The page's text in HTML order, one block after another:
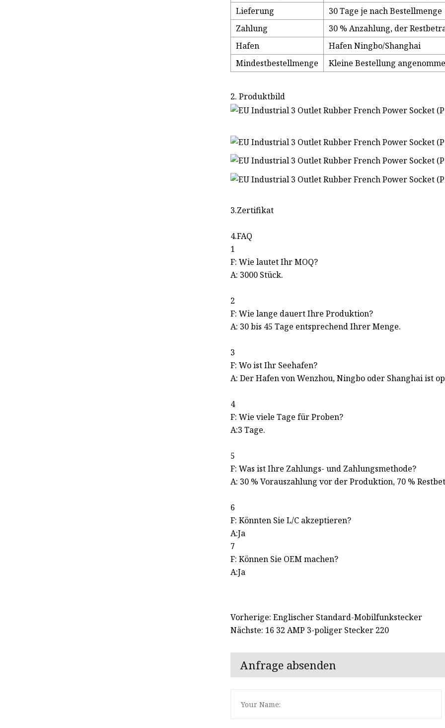
Lieferung
30 Tage je nach Bestellmenge
Zahlung
30 % Anzahlung, der
Hafen
Hafen Ningbo/Shanghai
Mindestbestellmenge
Kleine Bestellung
2. Produktbild
3.Zertifikat
4.FAQ
1
F: Wie lautet Ihr MOQ?
A: 3000 Stück.
2
F: Wie lange dauert Ihre Produktion?
A: 30 bis 45 Tage entsprechend Ihrer Menge.
3
F: Wo ist Ihr Seehafen?
A: Der Hafen von Wenzhou, Ningbo oder Shanghai ist
4
F: Wie viele Tage für Proben?
A:3 Tage.
5
F: Was ist Ihre Zahlungs- und Zahlungsmethode?
A: 30 % Vorauszahlung vor der Produktion, 70 %
6
F: Könnten Sie L/C akzeptieren?
A:Ja
7
F: Können Sie OEM machen?
A:Ja
Vorherige: Englischer Standard-Mobilfunkstecker
Nächste: 16 32 AMP 3-poliger Stecker 220
Anfrage absenden